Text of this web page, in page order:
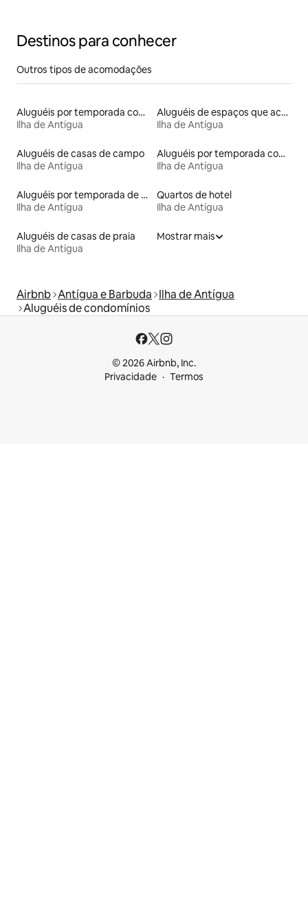
Destinos para conhecer
Outros tipos de acomodações
Aluguéis por temporada com acesso à praia
Ilha de Antígua
Aluguéis de espaços que aceitam animais de estimação
Ilha de Antígua
Aluguéis de casas de campo
Ilha de Antígua
Aluguéis por temporada com caiaque
Ilha de Antígua
Aluguéis por temporada de acomodações de luxo
Ilha de Antígua
Quartos de hotel
Ilha de Antígua
Aluguéis de casas de praia
Ilha de Antígua
Mostrar mais
Airbnb Antígua e Barbuda Ilha de Antígua
Aluguéis de condomínios
© 2026 Airbnb, Inc.
Privacidade
Termos